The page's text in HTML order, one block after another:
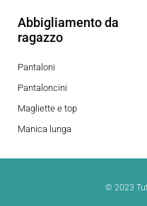
Abbigliamento da
ragazzo
Pantaloni
Pantaloncini
Magliette e top
Manica lunga
© 2023